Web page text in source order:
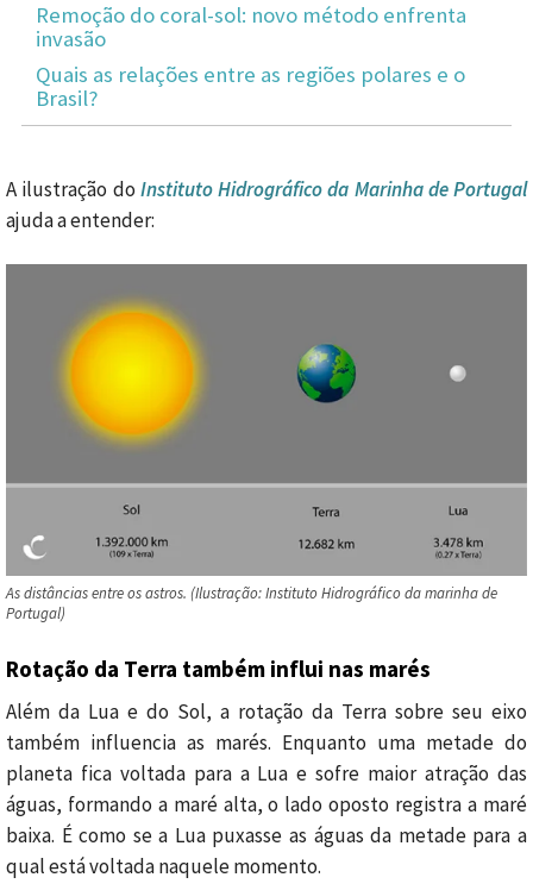
Remoção do coral-sol: novo método enfrenta
invasão
Quais as relações entre as regiões polares e o
Brasil?
A ilustração do Instituto Hidrográfico da Marinha de Portugal
ajuda a entender:
As distâncias entre os astros. (Ilustração: Instituto Hidrográfico da marinha de
Portugal)
Rotação da Terra também influi nas marés
Além da Lua e do Sol, a rotação da Terra sobre seu eixo
também influencia as marés. Enquanto uma metade do
planeta fica voltada para a Lua e sofre maior atração das
águas, formando a maré alta, o lado oposto registra a maré
baixa. É como se a Lua puxasse as águas da metade para a
qual está voltada naquele momento.